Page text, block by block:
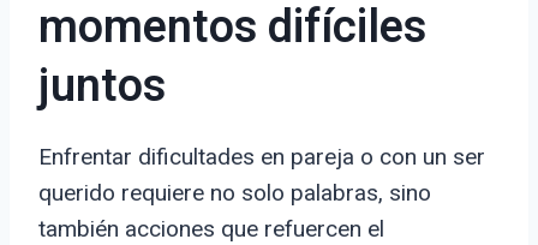
momentos difíciles
juntos
Enfrentar dificultades en pareja o con un ser
querido requiere no solo palabras, sino
también acciones que refuercen el